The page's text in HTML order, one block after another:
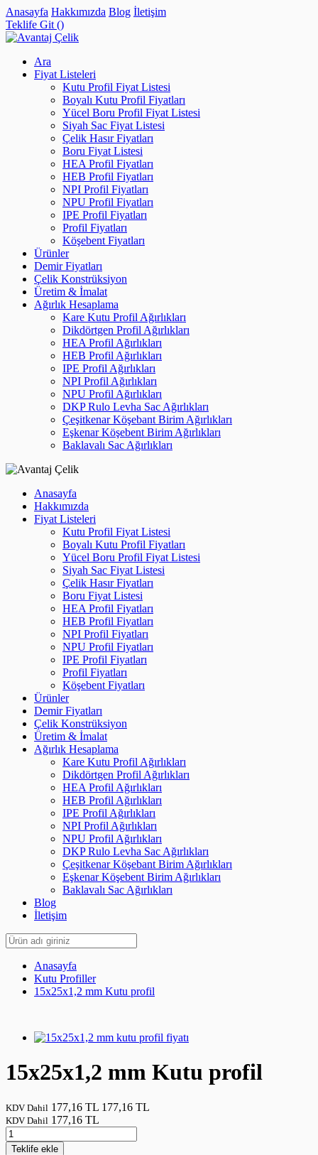
Anasayfa Hakkımızda Blog İletişim
Teklife Git ()
Ara
Fiyat Listeleri
Kutu Profil Fiyat Listesi
Boyalı Kutu Profil Fiyatları
Yücel Boru Profil Fiyat Listesi
Siyah Sac Fiyat Listesi
Çelik Hasır Fiyatları
Boru Fiyat Listesi
HEA Profil Fiyatları
HEB Profil Fiyatları
NPI Profil Fiyatları
NPU Profil Fiyatları
IPE Profil Fiyatları
Profil Fiyatları
Köşebent Fiyatları
Ürünler
Demir Fiyatları
Çelik Konstrüksiyon
Üretim & İmalat
Ağırlık Hesaplama
Kare Kutu Profil Ağırlıkları
Dikdörtgen Profil Ağırlıkları
HEA Profil Ağırlıkları
HEB Profil Ağırlıkları
IPE Profil Ağırlıkları
NPI Profil Ağırlıkları
NPU Profil Ağırlıkları
DKP Rulo Levha Sac Ağırlıkları
Çeşitkenar Köşebant Birim Ağırlıkları
Eşkenar Köşebent Birim Ağırlıkları
Baklavalı Sac Ağırlıkları
Anasayfa
Hakkımızda
Fiyat Listeleri
Kutu Profil Fiyat Listesi
Boyalı Kutu Profil Fiyatları
Yücel Boru Profil Fiyat Listesi
Siyah Sac Fiyat Listesi
Çelik Hasır Fiyatları
Boru Fiyat Listesi
HEA Profil Fiyatları
HEB Profil Fiyatları
NPI Profil Fiyatları
NPU Profil Fiyatları
IPE Profil Fiyatları
Profil Fiyatları
Köşebent Fiyatları
Ürünler
Demir Fiyatları
Çelik Konstrüksiyon
Üretim & İmalat
Ağırlık Hesaplama
Kare Kutu Profil Ağırlıkları
Dikdörtgen Profil Ağırlıkları
HEA Profil Ağırlıkları
HEB Profil Ağırlıkları
IPE Profil Ağırlıkları
NPI Profil Ağırlıkları
NPU Profil Ağırlıkları
DKP Rulo Levha Sac Ağırlıkları
Çeşitkenar Köşebant Birim Ağırlıkları
Eşkenar Köşebent Birim Ağırlıkları
Baklavalı Sac Ağırlıkları
Blog
İletişim
Anasayfa
Kutu Profiller
15x25x1,2 mm Kutu profil
15x25x1,2 mm Kutu profil
KDV Dahil 177,16 TL 177,16 TL
KDV Dahil 177,16 TL
Teklife ekle